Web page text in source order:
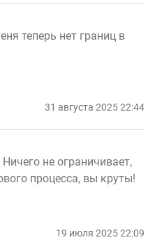
теперь нет границ в
31 августа 2025 22:44
не ограничивает,
процесса, вы круты!
19 июля 2025 22:09